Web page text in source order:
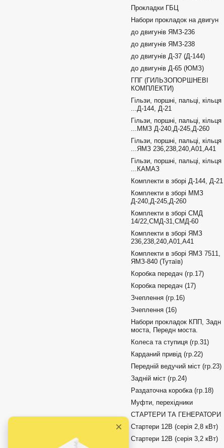
Прокладки ГБЦ
Набори прокладок на двигун
до двигунів ЯМЗ-236
до двигунів ЯМЗ-238
до двигунів Д-37 (Д-144)
до двигунів Д-65 (ЮМЗ)
ГПГ (ГИЛЬЗОПОРШНЕВІ
КОМПЛЕКТИ)
Гільзи, поршні, пальці, кільця
...Д-144, Д-21
Гільзи, поршні, пальці, кільця
...ММЗ Д-240,Д-245,Д-260
Гільзи, поршні, пальці, кільця
...ЯМЗ 236,238,240,А01,А41
Гільзи, поршні, пальці, кільця
...КАМАЗ
Комплекти в зборі Д-144, Д-21
Комплекти в зборі ММЗ
Д-240,Д-245,Д-260
Комплекти в зборі СМД
14/22,СМД-31,СМД-60
Комплекти в зборі ЯМЗ
236,238,240,А01,А41
Комплекти в зборі ЯМЗ 7511,
ЯМЗ-840 (Тутаїв)
Коробка передач (гр.17)
Коробка передач (17)
Зчеплення (гр.16)
Зчеплення (16)
Набори прокладок КПП, Задн
моста, Передн моста.
Колеса та ступиця (гр.31)
Карданий привід (гр.22)
Передній ведучий міст (гр.23)
Задній міст (гр.24)
Раздаточна коробка (гр.18)
Муфти, перехідники
СТАРТЕРИ ТА ГЕНЕРАТОРИ
Стартери 12В (серія 2,8 кВт)
Стартери 12В (серія 3,2 кВт)